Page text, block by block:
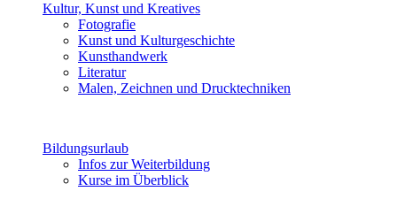
Kultur, Kunst und Kreatives
Fotografie
Kunst und Kulturgeschichte
Kunsthandwerk
Literatur
Malen, Zeichnen und Drucktechniken
Bildungsurlaub
Infos zur Weiterbildung
Kurse im Überblick